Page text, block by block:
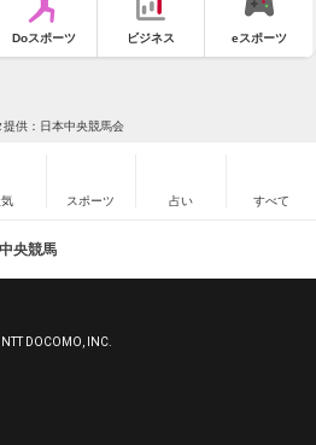
Doスポーツ ビジネス eスポーツ
提供：日本中央競馬会
スポーツ 占い すべて
中央競馬
DOCOMO, INC.